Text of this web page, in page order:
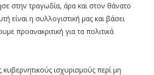
στην τραγωδία, άρα και στον θάνατο
είναι η συλλογιστική μας και βάσει
προανακριτική για τα πολιτικά
κυβερνητικούς ισχυρισμούς περί μη